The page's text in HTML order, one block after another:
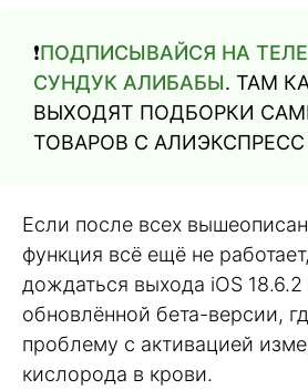
❗️ПОДПИСЫВАЙСЯ НА
СУНДУК АЛИБАБЫ. ТАМ
ВЫХОДЯТ ПОДБОРКИ
ТОВАРОВ С АЛИЭКСПРЕСС
Если после всех
функция всё ещё не
дождаться выхода iОS 18.6.2
обновлённой бета-версии,
проблему с активацией
кислорода в крови.